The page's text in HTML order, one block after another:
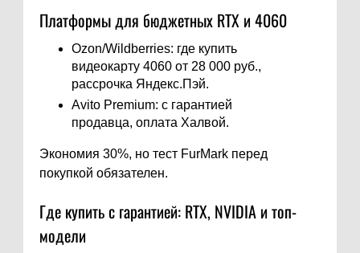
Платформы для бюджетных RTX и 4060
Ozon/Wildberries: где купить
видеокарту 4060 от 28 000 руб.,
рассрочка Яндекс.Пэй.
Avito Premium: с гарантией
продавца, оплата Халвой.
Экономия 30%, но тест FurMark перед
покупкой обязателен.
Где купить с гарантией: RTX, NVIDIA и топ-
модели